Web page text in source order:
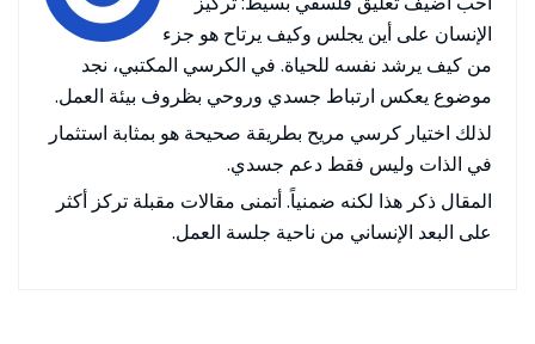
الإنسان على أين يجلس وكيف يرتاح هو جزء
من كيف يرشد نفسه للحياة. في الكرسي المكتبي، نجد
موضوع يعكس ارتباط جسدي وروحي بظروف بيئة العمل.
لذلك اختيار كرسي مريح بطريقة صحيحة هو بمثابة استثمار
في الذات وليس فقط دعم جسدي.
المقال ذكر هذا لكنه ضمنياً. أتمنى مقالات مقبلة تركز أكثر
على البعد الإنساني من ناحية جلسة العمل.